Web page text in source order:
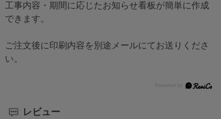
工事内容・期間に応じたお知らせ看板が簡単に作成
できます。
ご注文後に印刷内容を別途メールにてお送りくださ
い。
レビュー